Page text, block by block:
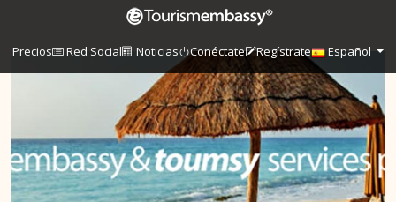
Precios Red Social Noticias Conéctate Regístrate Español